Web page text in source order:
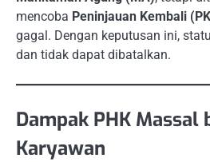
mencoba Peninjauan Kembali
gagal. Dengan keputusan ini,
dan tidak dapat dibatalkan.
Dampak PHK Massal
Karyawan